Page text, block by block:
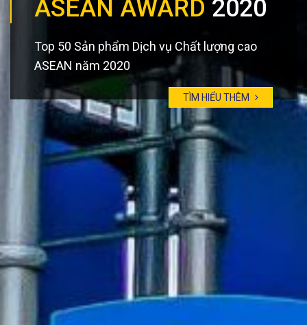
TẦM NHÌN2025
Trở thành nhà cung cấp lắp đặt thiết bị sân
chơi số 1 Đông Nam Á
TÌM HIỂU THÊM